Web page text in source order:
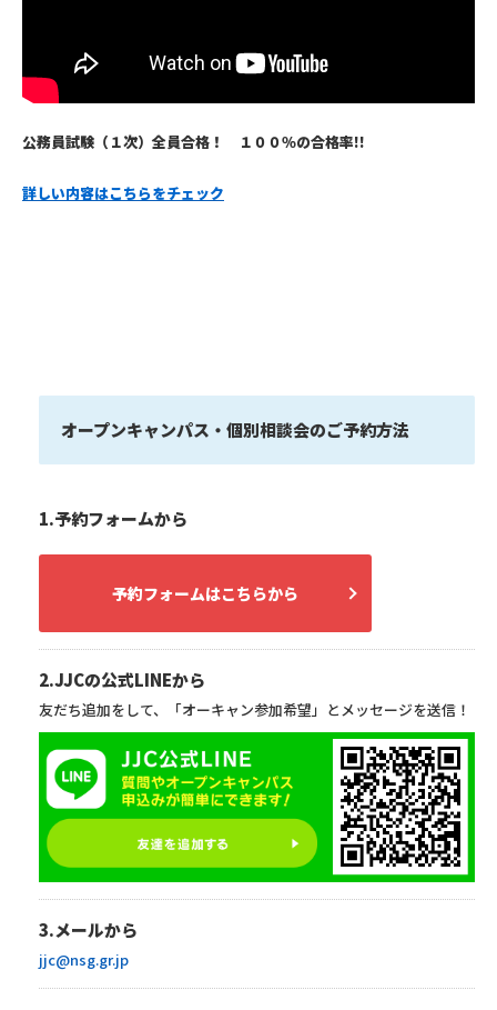
公務員試験（１次）全員合格！ １００％の合格率!!
詳しい内容はこちらをチェック
オープンキャンパス・個別相談会のご予約方法
1.予約フォームから
予約フォームはこちらから
2.JJCの公式LINEから
友だち追加をして、「オーキャン参加希望」とメッセージを送信！
3.メールから
jjc@nsg.gr.jp